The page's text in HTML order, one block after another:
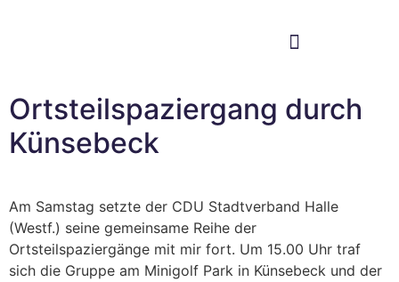
Ortsteilspaziergang durch
Künsebeck
Am Samstag setzte der CDU Stadtverband Halle
(Westf.) seine gemeinsame Reihe der
Ortsteilspaziergänge mit mir fort. Um 15.00 Uhr traf
sich die Gruppe am Minigolf Park in Künsebeck und der